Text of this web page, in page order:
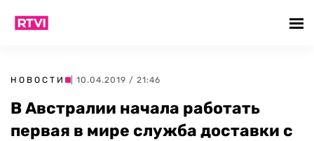
НОВОСТИ | 10.04.2019 / 21:46
В Австралии начала работать
первая в мире служба доставки с